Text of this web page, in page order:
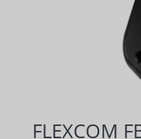
FLEXCOM